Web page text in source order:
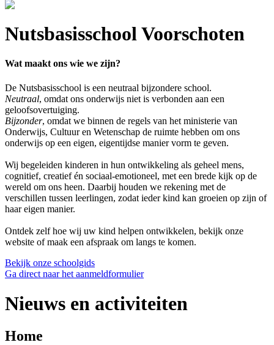
Nutsbasisschool Voorschoten
Wat maakt ons wie we zijn?
De Nutsbasisschool is een neutraal bijzondere school.
Neutraal, omdat ons onderwijs niet is verbonden aan een
geloofsovertuiging.
Bijzonder, omdat we binnen de regels van het ministerie van
Onderwijs, Cultuur en Wetenschap de ruimte hebben om ons
onderwijs op een eigen, eigentijdse manier vorm te geven.
Wij begeleiden kinderen in hun ontwikkeling als geheel mens,
cognitief, creatief én sociaal-emotioneel, met een brede kijk op de
wereld om ons heen. Daarbij houden we rekening met de
verschillen tussen leerlingen, zodat ieder kind kan groeien op zijn of
haar eigen manier.
Ontdek zelf hoe wij uw kind helpen ontwikkelen, bekijk onze
website of maak een afspraak om langs te komen.
Bekijk onze schoolgids
Ga direct naar het aanmeldformulier
Nieuws en activiteiten
Home